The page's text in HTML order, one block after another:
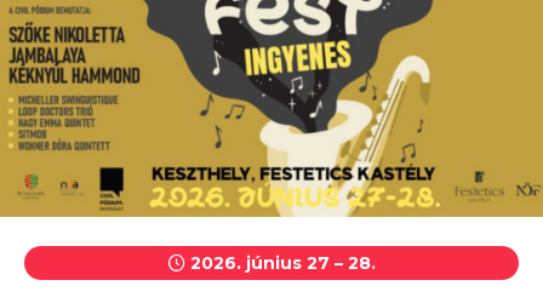
2026. június 27 – 28.